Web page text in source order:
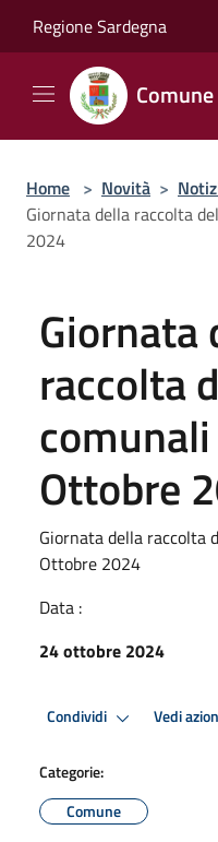
Regione Sardegna
Home > Novità >
Giornata della raccolta
2024
Giornata
raccolta
Ottobre
Giornata della raccolta
Ottobre 2024
Data :
24 ottobre 2024
Condividi Vedi
Categorie:
Comune